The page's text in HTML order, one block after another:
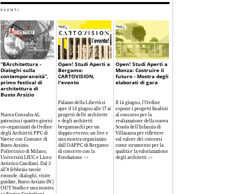
EVENTI
“BArchitettura -
Dialoghi sulla
contemporaneità”,
primo festival di
architettura di
Busto Arsizio
Nuova Consulta AL
patrocina i quattro giorni
co-organizzati da Ordine
degli Architetti PPC di
Varese con Comune di
Busto Arsizio,
Politecnico di Milano,
Università LIUC e Liceo
Artistico Candiani. Dal 5
all’8 febbraio tavole
rotonde, dialoghi, visite
guidate, Busto Arsizio IN |
OUT Studio e una mostra
Open! Studi Aperti a
Bergamo:
CARTOVISION,
l'evento
Palazzo della Libertà si
apre il 13 giugno alle 17 ai
progetti delle architette
e degli architetti
bergamaschi per un
doppio evento: un live e
una mostra organizzato
dall'OAPPC di Bergamo
di concerto con la
Fondazione >>
Open! Studi Aperti a
Monza: Costruire il
futuro - Mostra degli
elaborati di gara
Il 14 giugno, l’Ordine
espone i progetti finalisti
al concorso per la
realizzazione della nuova
Scuola dell’Infanzia di
Villasanta per riflettere
sul valore dei concorsi
come strumento per la
qualità e la valorizzazione
degli architetti >>